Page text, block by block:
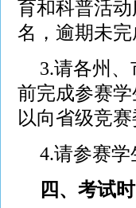
育和科普活动
名，逾期未完
3.请各州
前完成参赛
以向省级竞赛
4.请参赛
四、考试